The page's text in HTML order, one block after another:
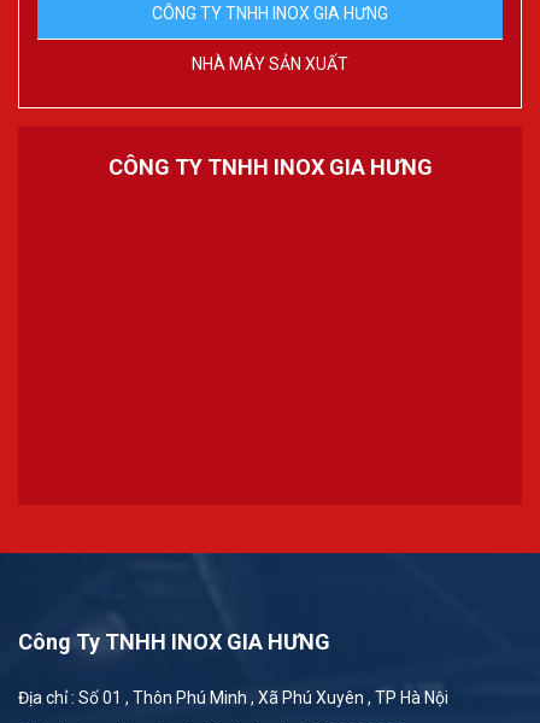
CÔNG TY TNHH INOX GIA HƯNG
NHÀ MÁY SẢN XUẤT
CÔNG TY TNHH INOX GIA HƯNG
Công Ty TNHH INOX GIA HƯNG
Địa chỉ : Số 01 , Thôn Phú Minh , Xã Phú Xuyên , TP Hà Nội